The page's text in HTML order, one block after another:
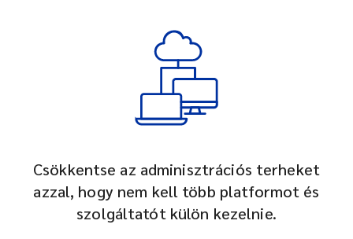
Csökkentse az adminisztrációs terheket
azzal, hogy nem kell több platformot és
szolgáltatót külön kezelnie.